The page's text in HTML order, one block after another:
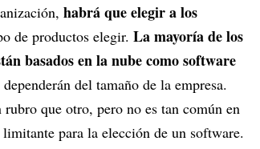
habrá que elegir a los
de productos elegir. La mayoría de los
basados en la nube como software
del tamaño de la empresa.
que otro, pero no es tan común en
para la elección de un software.